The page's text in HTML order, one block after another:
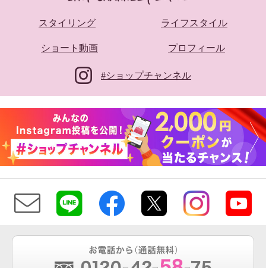
スタイリング ライフスタイル
ショート動画 プロフィール
#ショップチャンネル